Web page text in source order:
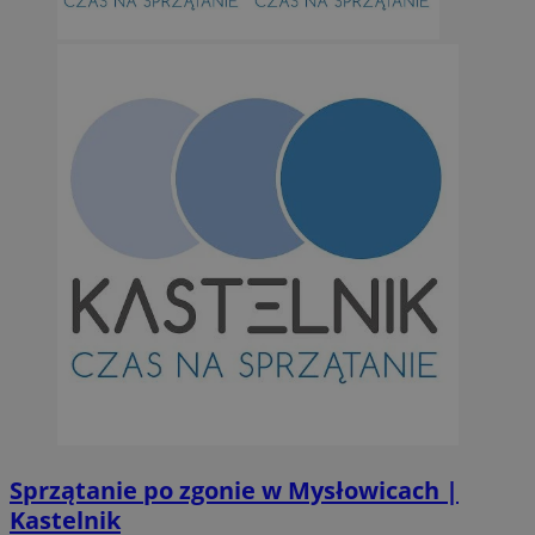
Sprzątanie po zgonie w Mysłowicach |
Kastelnik
INGRESSCOOKIE
bh.contextweb.com
m-ce.pl